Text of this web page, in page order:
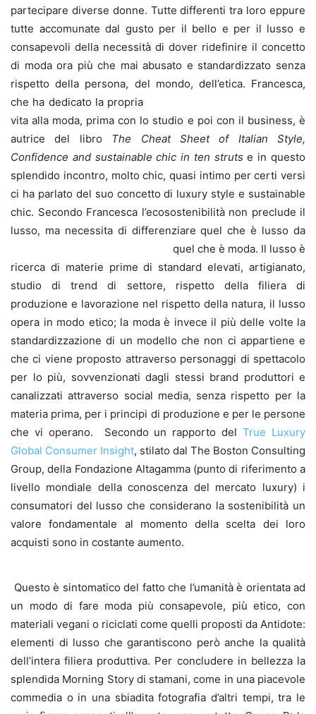
partecipare diverse donne. Tutte differenti tra loro eppure
tutte accomunate dal gusto per il bello e per il lusso e
consapevoli della necessità di dover ridefinire il concetto
di moda ora più che mai abusato e standardizzato senza
rispetto della persona, del mondo, dell’etica. Francesca,
che ha dedicato la propria
vita alla moda, prima con lo studio e poi con il business, è
autrice del libro The Cheat Sheet of Italian Style,
Confidence and sustainable chic in ten strutse in questo
splendido incontro, molto chic, quasi intimo per certi versi
ci ha parlato del suo concetto di luxury style e sustainable
chic. Secondo Francesca l’ecosostenibilità non preclude il
lusso, ma necessita di differenziare quel che è lusso da
quel che è moda. Il lusso è
ricerca di materie prime di standard elevati, artigianato,
studio di trend di settore, rispetto della filiera di
produzione e lavorazione nel rispetto della natura, il lusso
opera in modo etico; la moda è invece il più delle volte la
standardizzazione di un modello che non ci appartiene e
che ci viene proposto attraverso personaggi di spettacolo
per lo più, sovvenzionati dagli stessi brand produttori e
canalizzati attraverso social media, senza rispetto per la
materia prima, per i principi di produzione e per le persone
che vi operano. Secondo un rapporto delTrue Luxury
Global Consumer Insight, stilato dal The Boston Consulting
Group, della Fondazione Altagamma (punto di riferimento a
livello mondiale della conoscenza del mercato luxury) i
consumatori del lusso che considerano la sostenibilità un
valore fondamentale al momento della scelta dei loro
acquisti sono in costante aumento.
Questo è sintomatico del fatto che l’umanità è orientata ad
un modo di fare moda più consapevole, più etico, con
materiali vegani o riciclati come quelli proposti da Antidote:
elementi di lusso che garantiscono però anche la qualità
dell’intera filiera produttiva. Per concludere in bellezza la
splendida Morning Story di stamani, come in una piacevole
commedia o in una sbiadita fotografia d’altri tempi, tra le